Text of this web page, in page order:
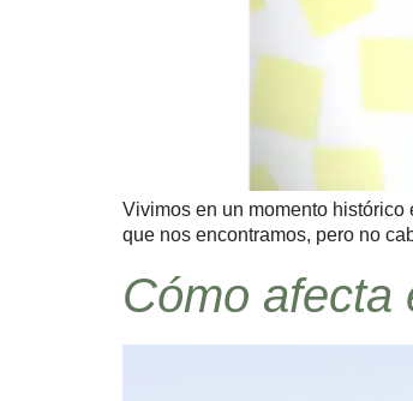
Vivimos en un momento
que nos encontramos, pero no
Cómo afecta